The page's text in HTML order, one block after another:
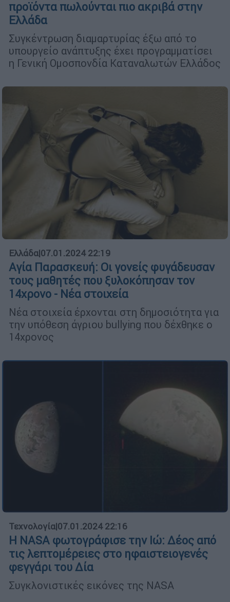
προϊόντα πωλούνται πιο ακριβά στην
Ελλάδα
Συγκέντρωση διαμαρτυρίας έξω από το
υπουργείο ανάπτυξης έχει προγραμματίσει
η Γενική Ομοσπονδία Καταναλωτών Ελλάδος
Ελλάδα|07.01.2024 22:19
Αγία Παρασκευή: Οι γονείς φυγάδευσαν
τους μαθητές που ξυλοκόπησαν τον
14χρονο - Νέα στοιχεία
Νέα στοιχεία έρχονται στη δημοσιότητα για
την υπόθεση άγριου bullying που δέχθηκε ο
14χρονος
Τεχνολογία|07.01.2024 22:16
Η NASA φωτογράφισε την Ιώ: Δέος από
τις λεπτομέρειες στο ηφαιστειογενές
φεγγάρι του Δία
Συγκλονιστικές εικόνες της NASA